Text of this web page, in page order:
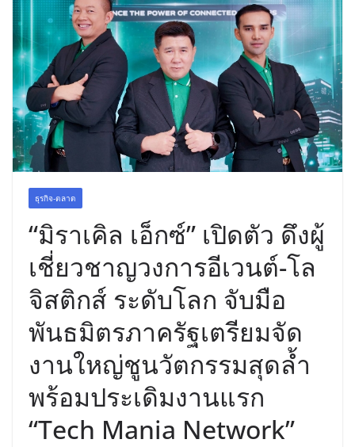
ปะทะ ฟิลิปปินส์ ใน “Rise of the Tenth
Lord” เปิดสงครามกิลด์ข้ามประเทศ
ฉลองเซิร์ฟเวอร์ใหม่ เฮเลนา
ธุรกิจ-ตลาด
“มิราเคิล เอ็กซ์” เปิดตัว ดึงผู้
เชี่ยวชาญวงการอีเวนต์-โล
จิสติกส์ ระดับโลก จับมือ
พันธมิตรภาครัฐเตรียมจัด
งานใหญ่ชูนวัตกรรมสุดล้ำ
พร้อมประเดิมงานแรก
“Tech Mania Network”